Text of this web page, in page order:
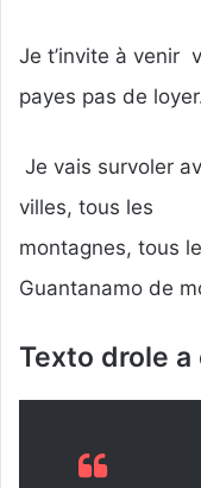
Je t’invite à venir
payes pas de
Je vais survoler
villes, tous les
montagnes, tous
Guantanamo de
Texto drole